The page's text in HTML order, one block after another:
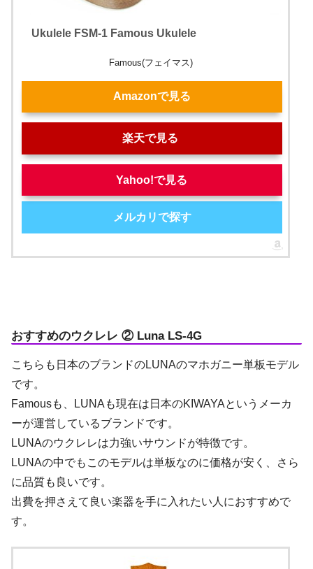
Ukulele FSM-1 Famous Ukulele
Famous(フェイマス)
Amazonで見る
楽天で見る
Yahoo!で見る
メルカリで探す
おすすめのウクレレ ② Luna LS-4G
こちらも日本のブランドのLUNAのマホガニー単板モデル
です。
Famousも、LUNAも現在は日本のKIWAYAというメーカ
ーが運営しているブランドです。
LUNAのウクレレは力強いサウンドが特徴です。
LUNAの中でもこのモデルは単板なのに価格が安く、さら
に品質も良いです。
出費を押さえて良い楽器を手に入れたい人におすすめで
す。